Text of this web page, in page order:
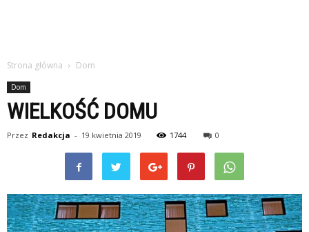
Strona główna Dom
Dom
WIELKOŚĆ DOMU
Przez Redakcja - 19 kwietnia 2019 1744 0